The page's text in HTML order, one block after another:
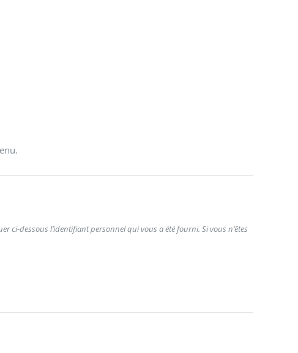
ci-dessous l’identifiant personnel qui vous a été fourni. Si vous n’êtes